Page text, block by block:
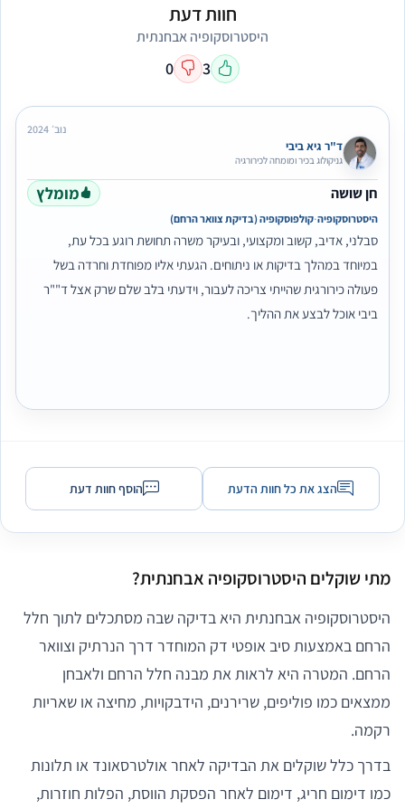
חוות דעת
היסטרוסקופיה אבחנתית
3
0
נוב׳ 2024
ד"ר גיא ביבי
גניקולוג בכיר ומומחה לכירורגיה
חן שושה מומלץ
היסטרוסקופיה·קולפוסקופיה (בדיקת צוואר הרחם)
סבלני, אדיב, קשוב ומקצועי, ובעיקר משרה תחושת רוגע בכל עת,
במיוחד במהלך בדיקות או ניתוחים. הגעתי אליו מפוחדת וחרדה בשל
פעולה כירורגית שהייתי צריכה לעבור, וידעתי בלב שלם שרק אצל ד""ר
ביבי אוכל לבצע את ההליך.
הנכונה והטובה ביותר.
חוויה נעימה תוצאה תואמת לציפיות
הצג את כל חוות הדעת הוסף חוות דעת
מתי שוקלים היסטרוסקופיה אבחנתית?
היסטרוסקופיה אבחנתית היא בדיקה שבה מסתכלים לתוך חלל
הרחם באמצעות סיב אופטי דק המוחדר דרך הנרתיק וצוואר
הרחם. המטרה היא לראות את מבנה חלל הרחם ולאבחן
ממצאים כמו פוליפים, שרירנים, הידבקויות, מחיצה או שאריות
רקמה.
בדרך כלל שוקלים את הבדיקה לאחר אולטרסאונד או תלונות
כמו דימום חריג, דימום לאחר הפסקת הווסת, הפלות חוזרות,